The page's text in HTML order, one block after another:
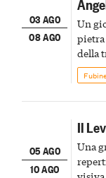
03 AGO
08 AGO
Un
pietra
della
05 AGO
10 AGO
Il
Una